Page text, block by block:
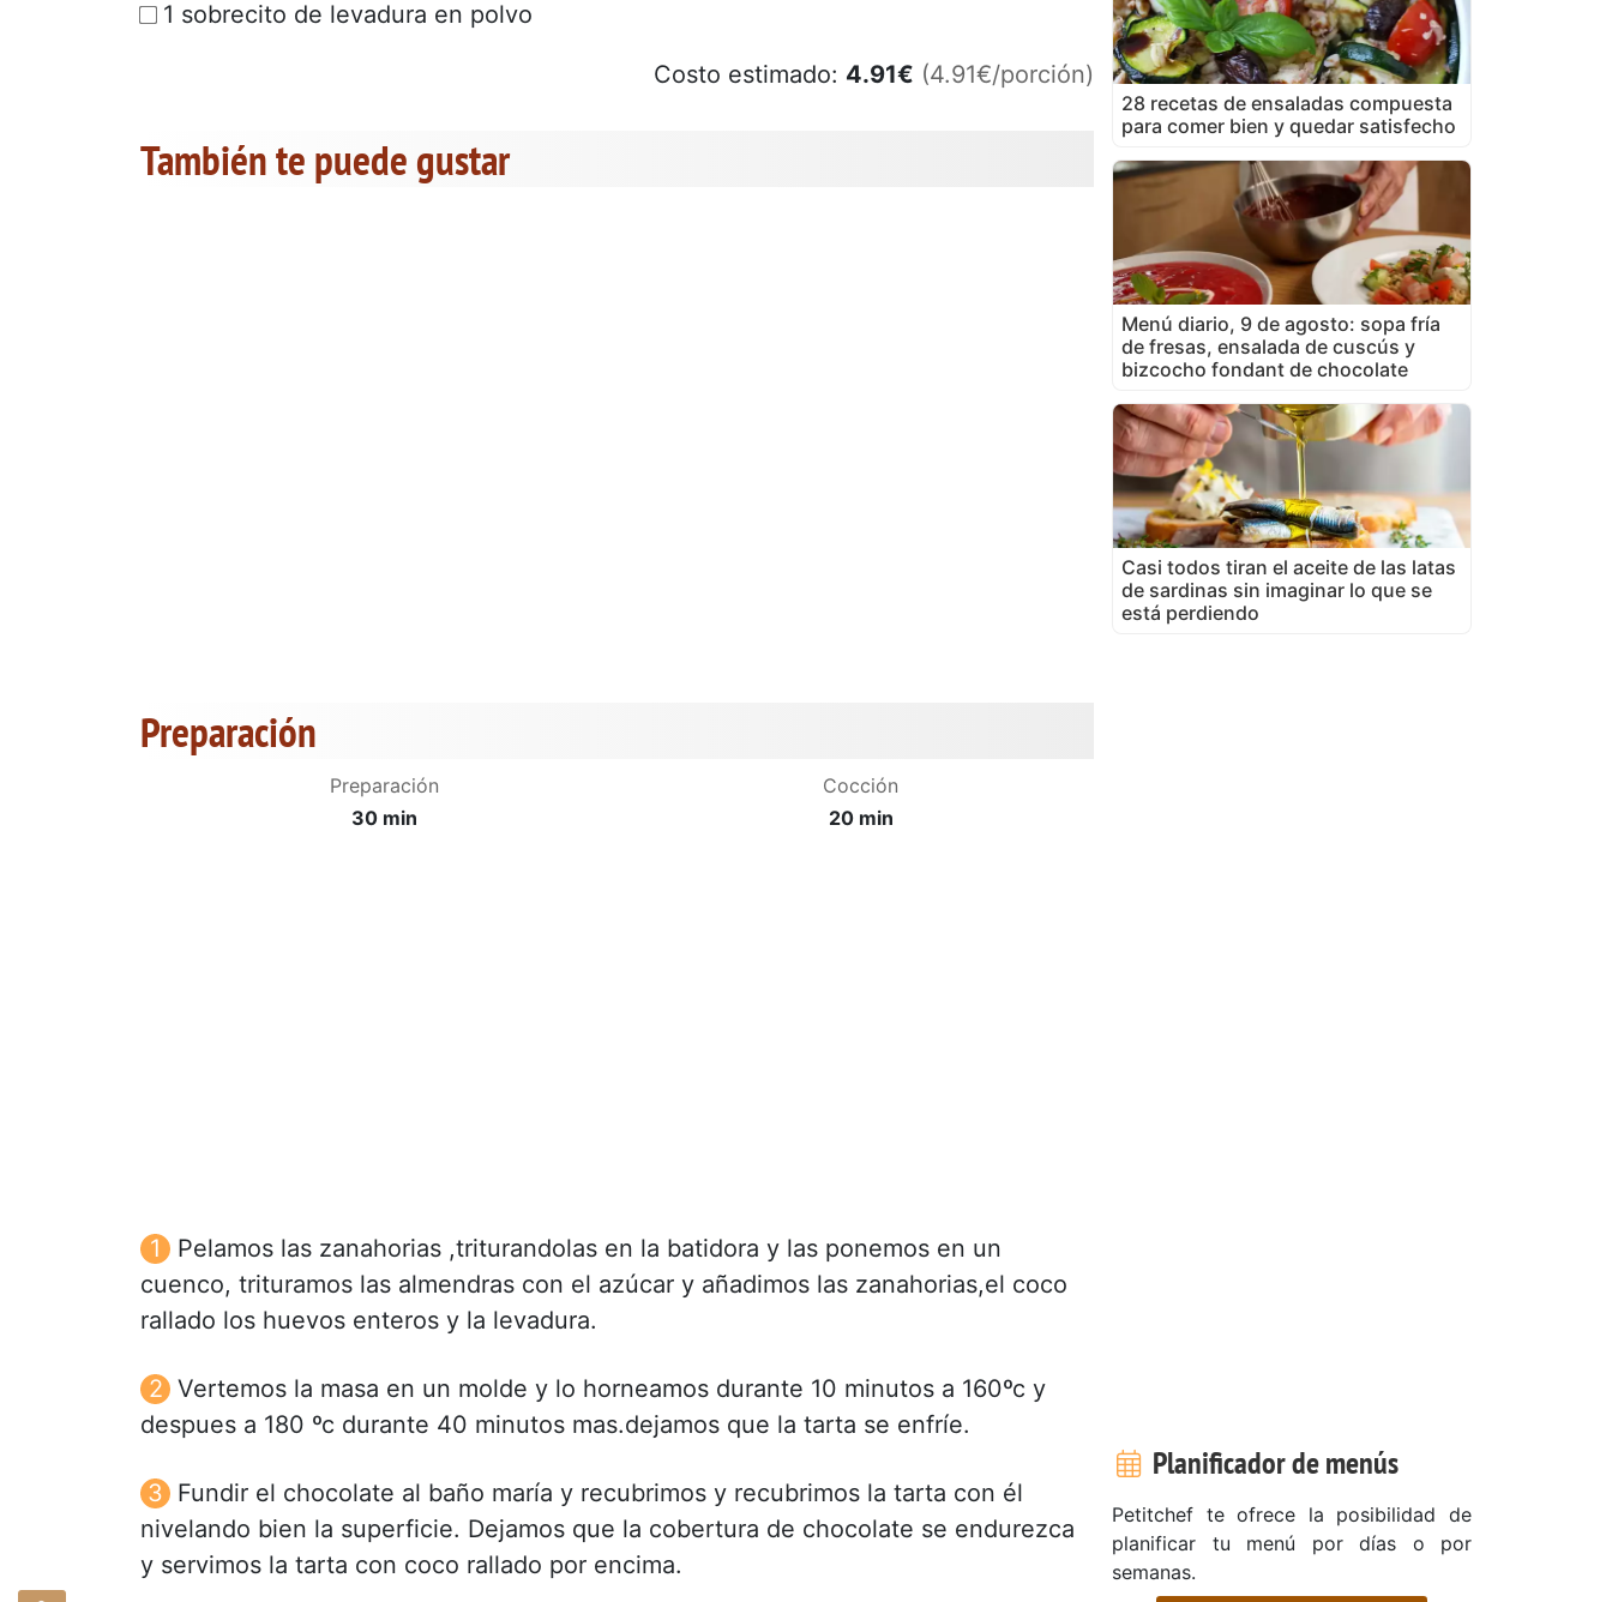
1 sobrecito de levadura en polvo
Costo estimado: 4.91€ (4.91€/porción)
También te puede gustar
Preparación
Preparación
30 min
Cocción
20 min
Pelamos las zanahorias ,triturandolas en la batidora y las ponemos en un
cuenco, trituramos las almendras con el azúcar y añadimos las zanahorias,el coco
rallado los huevos enteros y la levadura.
Vertemos la masa en un molde y lo horneamos durante 10 minutos a 160ºc y
despues a 180 ºc durante 40 minutos mas.dejamos que la tarta se enfríe.
Fundir el chocolate al baño maría y recubrimos y recubrimos la tarta con él
nivelando bien la superficie. Dejamos que la cobertura de chocolate se endurezca
y servimos la tarta con coco rallado por encima.
28 recetas de ensaladas compuesta
para comer bien y quedar satisfecho
Menú diario, 9 de agosto: sopa fría
de fresas, ensalada de cuscús y
bizcocho fondant de chocolate
Casi todos tiran el aceite de las latas
de sardinas sin imaginar lo que se
está perdiendo
Planificador de menús
Petitchef te ofrece la posibilidad de
planificar tu menú por días o por
semanas.